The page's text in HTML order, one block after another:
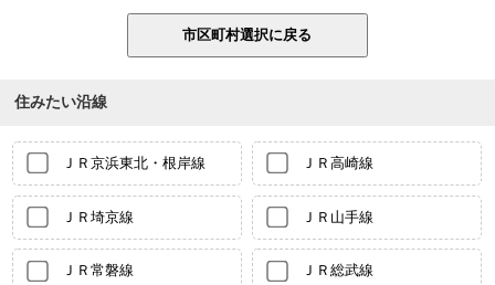
住みたい沿線
ＪＲ京浜東北・根岸線 ＪＲ高崎線
ＪＲ埼京線 ＪＲ山手線
ＪＲ常磐線 ＪＲ総武線